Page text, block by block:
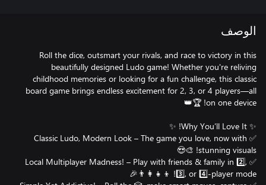
الوصف
Roll the dice, outsmart your rivals, and race to victory in this
beautifully designed Ludo game! Whether you're reliving
childhood memories or looking for a fun challenge, this classic
board game brings endless excitement for 2, 3, or 4 players—all
✅ Classic Ludo, Modern Look – The game you love, now with
✅ Local Multiplayer Madness! – Play with friends & family in 2️⃣,